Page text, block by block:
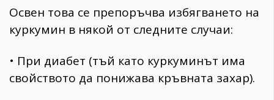
Освен това се препоръчва избягването на
куркумин в някой от следните случаи:
• При диабет (тъй като куркуминът има
свойството да понижава кръвната захар).